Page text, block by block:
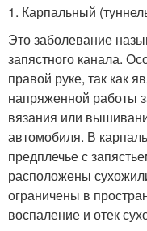
1. Карпальный
Это заболевание
запястного канала.
правой руке, так как
напряженной работы
вязания или
автомобиля. В
предплечье с
расположены
ограничены в
воспаление и отек